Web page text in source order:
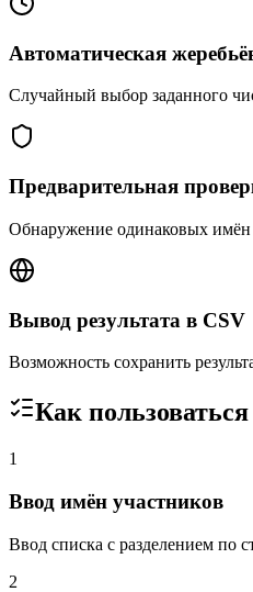
Автоматическая
Случайный выбор заданного
Предварительная
Обнаружение одинаковых
Вывод результата в CSV
Возможность сохранить
Как пользоваться
1
Ввод имён участников
Ввод списка с разделением по
2